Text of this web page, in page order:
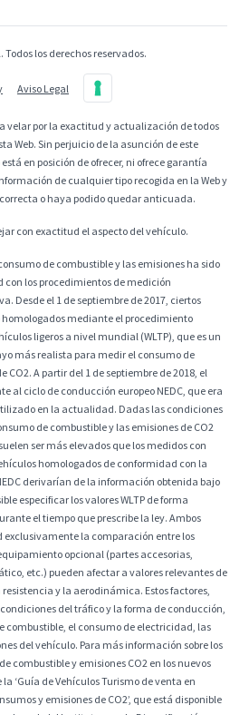
Todos los derechos reservados.
Aviso Legal
a velar por la exactitud y actualización de todos
Web. Sin perjuicio de la asunción de este
está en posición de ofrecer, ni ofrece garantía
de cualquier tipo recogida en la Web y
o haya podido quedar anticuada.
con exactitud el aspecto del vehículo.
de combustible y las emisiones ha sido
los procedimientos de medición
Desde el 1 de septiembre de 2017, ciertos
mediante el procedimiento
ligeros a nivel mundial (WLTP), que es un
más realista para medir el consumo de
CO2. A partir del 1 de septiembre de 2018, el
al ciclo de conducción europeo NEDC, que era
en la actualidad. Dadas las condiciones
de combustible y las emisiones de CO2
ser más elevados que los medidos con
homologados de conformidad con la
derivarían de la información obtenida bajo
especificar los valores WLTP de forma
el tiempo que prescribe la ley. Ambos
la comparación entre los
opcional (partes accesorias,
etc.) pueden afectar a valores relevantes de
resistencia y la aerodinámica. Estos factores,
del tráfico y la forma de conducción,
combustible, el consumo de electricidad, las
del vehículo. Para más información sobre los
combustible y emisiones CO2 en los nuevos
‘Guía de Vehículos Turismo de venta en
y emisiones de CO2’, que está disponible